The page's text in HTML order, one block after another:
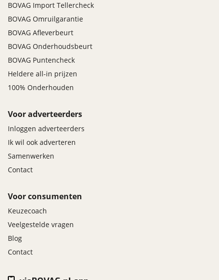
BOVAG Import Tellercheck
BOVAG Omruilgarantie
BOVAG Afleverbeurt
BOVAG Onderhoudsbeurt
BOVAG Puntencheck
Heldere all-in prijzen
100% Onderhouden
Voor adverteerders
Inloggen adverteerders
Ik wil ook adverteren
Samenwerken
Contact
Voor consumenten
Keuzecoach
Veelgestelde vragen
Blog
Contact